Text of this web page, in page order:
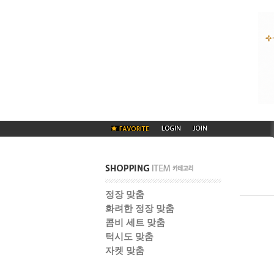
정장 맞춤
화려한 정장 맞춤
콤비 세트 맞춤
턱시도 맞춤
자켓 맞춤